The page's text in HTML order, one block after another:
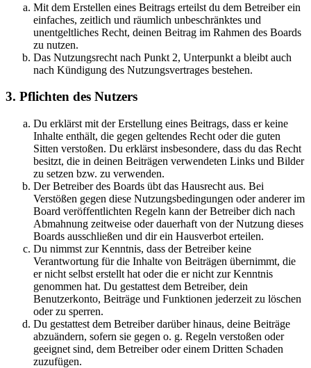
Mit dem Erstellen eines Beitrags erteilst du dem Betreiber ein
einfaches, zeitlich und räumlich unbeschränktes und
unentgeltliches Recht, deinen Beitrag im Rahmen des Boards
zu nutzen.
Das Nutzungsrecht nach Punkt 2, Unterpunkt a bleibt auch
nach Kündigung des Nutzungsvertrages bestehen.
3. Pflichten des Nutzers
Du erklärst mit der Erstellung eines Beitrags, dass er keine
Inhalte enthält, die gegen geltendes Recht oder die guten
Sitten verstoßen. Du erklärst insbesondere, dass du das Recht
besitzt, die in deinen Beiträgen verwendeten Links und Bilder
zu setzen bzw. zu verwenden.
Der Betreiber des Boards übt das Hausrecht aus. Bei
Verstößen gegen diese Nutzungsbedingungen oder anderer im
Board veröffentlichten Regeln kann der Betreiber dich nach
Abmahnung zeitweise oder dauerhaft von der Nutzung dieses
Boards ausschließen und dir ein Hausverbot erteilen.
Du nimmst zur Kenntnis, dass der Betreiber keine
Verantwortung für die Inhalte von Beiträgen übernimmt, die
er nicht selbst erstellt hat oder die er nicht zur Kenntnis
genommen hat. Du gestattest dem Betreiber, dein
Benutzerkonto, Beiträge und Funktionen jederzeit zu löschen
oder zu sperren.
Du gestattest dem Betreiber darüber hinaus, deine Beiträge
abzuändern, sofern sie gegen o. g. Regeln verstoßen oder
geeignet sind, dem Betreiber oder einem Dritten Schaden
zuzufügen.